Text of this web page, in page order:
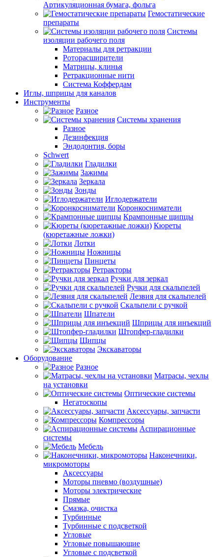
Артикуляционная бумага, фольга
Гемостатические
препараты
Системы
изоляции рабочего поля
Материалы для ретракции
Роторасширители
Матрицы, клинья
Ретракционные нити
Система Коффердам
Иглы, шприцы для каналов
Инструменты
Разное
Системы хранения
Разное
Дезинфекция
Эндодонтия, боры
Schwert
Гладилки
Зажимы
Зеркала
Зонды
Иглодержатели
Коронкосниматели
Крампонные щипцы
Кюреты
(кюретажные ложки)
Лотки
Ножницы
Пинцеты
Ретракторы
Ручки для зеркал
Ручки для скальпелей
Лезвия для скальпелей
Скальпели с ручкой
Шпатели
Шприцы для инъекций
Штопфер-гладилки
Щипцы
Экскаваторы
Оборудование
Разное
Матрасы, чехлы
на установки
Оптические системы
Негатоскопы
Аксессуары, запчасти
Компрессоры
Аспирационные
системы
Мебель
Наконечники,
микромоторы
Аксессуары
Моторы пневмо (воздушные)
Моторы электрические
Прямые
Смазка, очистка
Турбинные
Турбинные с подсветкой
Угловые
Угловые повышающие
Угловые с подсветкой